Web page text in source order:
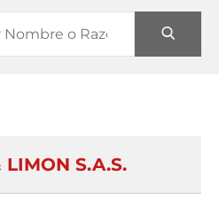
LIMON S.A.S.